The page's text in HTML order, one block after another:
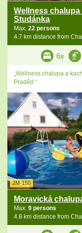
Wellness chalupa
Studánka
Max. 22 persons
4.7 km distance from
6x
„Wellness chalupa a
Praděd.“
2M-150
Moravická
Max. 9 persons
4.8 km distance from